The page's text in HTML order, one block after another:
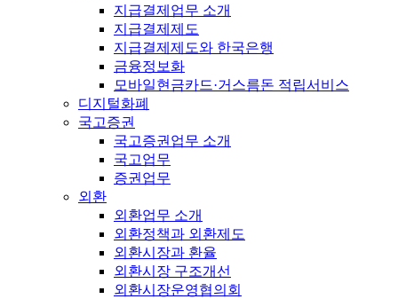
지급결제업무 소개
지급결제제도
지급결제제도와 한국은행
금융정보화
모바일현금카드·거스름돈 적립서비스
디지털화폐
국고증권
국고증권업무 소개
국고업무
증권업무
외환
외환업무 소개
외환정책과 외환제도
외환시장과 환율
외환시장 구조개선
외환시장운영협의회